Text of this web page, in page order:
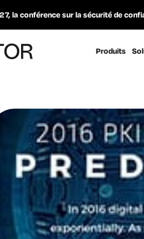
la conférence sur la sécurité de
Produits